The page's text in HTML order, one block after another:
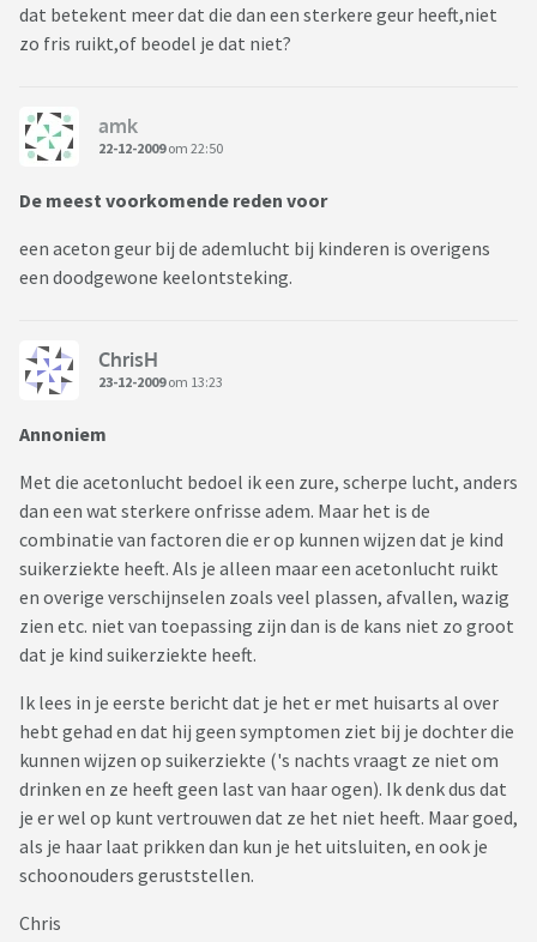
dat betekent meer dat die dan een sterkere geur heeft,niet
zo fris ruikt,of beodel je dat niet?
amk
22-12-2009om 22:50
De meest voorkomende reden voor
een aceton geur bij de ademlucht bij kinderen is overigens
een doodgewone keelontsteking.
ChrisH
23-12-2009om 13:23
Annoniem
Met die acetonlucht bedoel ik een zure, scherpe lucht, anders
dan een wat sterkere onfrisse adem. Maar het is de
combinatie van factoren die er op kunnen wijzen dat je kind
suikerziekte heeft. Als je alleen maar een acetonlucht ruikt
en overige verschijnselen zoals veel plassen, afvallen, wazig
zien etc. niet van toepassing zijn dan is de kans niet zo groot
dat je kind suikerziekte heeft.
Ik lees in je eerste bericht dat je het er met huisarts al over
hebt gehad en dat hij geen symptomen ziet bij je dochter die
kunnen wijzen op suikerziekte ('s nachts vraagt ze niet om
drinken en ze heeft geen last van haar ogen). Ik denk dus dat
je er wel op kunt vertrouwen dat ze het niet heeft. Maar goed,
als je haar laat prikken dan kun je het uitsluiten, en ook je
schoonouders geruststellen.
Chris